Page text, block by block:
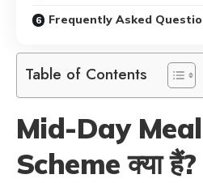
Frequently Asked
Table of Contents
Mid-Day
Scheme क्या हैं?